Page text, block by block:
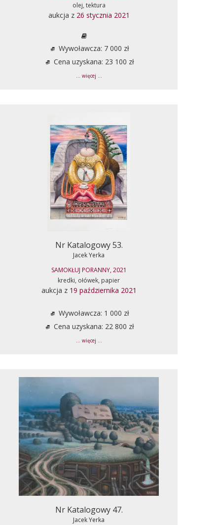
olej, tektura
aukcja z 26 stycznia 2021
Wywoławcza: 7 000 zł
Cena uzyskana: 23 100 zł
... więcej ...
Nr Katalogowy 53.
Jacek Yerka
SAMOKŁUJ PORANNY, 2021
kredki, ołówek, papier
aukcja z 19 października 2021
Wywoławcza: 1 000 zł
Cena uzyskana: 22 800 zł
... więcej ...
Nr Katalogowy 47.
Jacek Yerka